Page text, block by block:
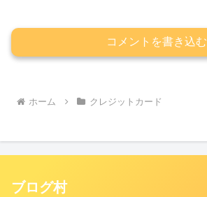
コメントを書き込む
ホーム クレジットカード
ブログ村